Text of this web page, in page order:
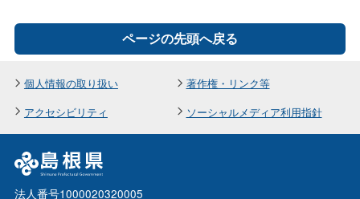
ページの先頭へ戻る
個人情報の取り扱い
著作権・リンク等
アクセシビリティ
ソーシャルメディア利用指針
法人番号1000020320005